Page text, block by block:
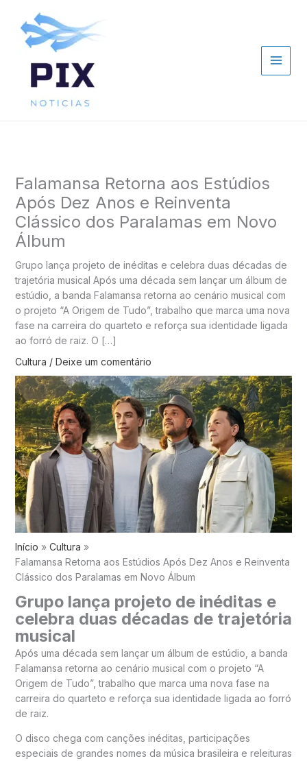
conteúdo
Falamansa Retorna aos Estúdios
Após Dez Anos e Reinventa
Clássico dos Paralamas em Novo
Álbum
Grupo lança projeto de inéditas e celebra duas décadas de
trajetória musical Após uma década sem lançar um álbum de
estúdio, a banda Falamansa retorna ao cenário musical com
o projeto “A Origem de Tudo”, trabalho que marca uma nova
fase na carreira do quarteto e reforça sua identidade ligada
ao forró de raiz. O […]
Cultura / Deixe um comentário
Início
Cultura
Falamansa Retorna aos Estúdios Após Dez Anos e Reinventa
Clássico dos Paralamas em Novo Álbum
Grupo lança projeto de inéditas e
celebra duas décadas de trajetória
musical
Após uma década sem lançar um álbum de estúdio, a banda
Falamansa retorna ao cenário musical com o projeto “A
Origem de Tudo”, trabalho que marca uma nova fase na
carreira do quarteto e reforça sua identidade ligada ao forró
de raiz.
O disco chega com canções inéditas, participações
especiais de grandes nomes da música brasileira e releituras